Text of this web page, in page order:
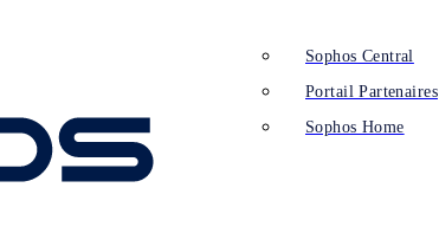
Sophos Central
Portail Partenaires
Sophos Home